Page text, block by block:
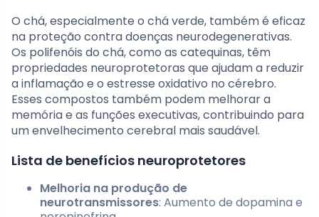
O chá, especialmente o chá verde, também é eficaz
na proteção contra doenças neurodegenerativas.
Os polifenóis do chá, como as catequinas, têm
propriedades neuroprotetoras que ajudam a reduzir
a inflamação e o estresse oxidativo no cérebro.
Esses compostos também podem melhorar a
memória e as funções executivas, contribuindo para
um envelhecimento cerebral mais saudável.
Lista de benefícios neuroprotetores
Melhoria na produção de
neurotransmissores: Aumento de dopamina e